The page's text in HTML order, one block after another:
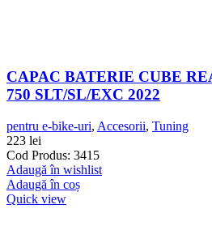
CAPAC BATERIE CUBE
750 SLT/SL/EXC 2022
pentru e-bike-uri, Accesorii, Tuning
223 lei
Cod Produs: 3415
Adaugă în wishlist
Adaugă în coș
Quick view